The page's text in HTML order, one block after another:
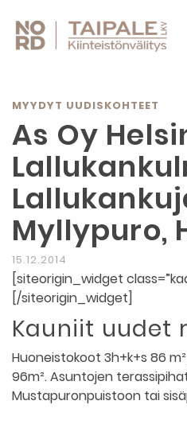
MYYDYT UUDISKOHTEET
As Oy
Myllypuro,
15.12.2014
[siteorigin_widget
[/siteorigin_widget]
Kauniit uudet
Huoneistokoot 3h+k+s 86
96m². Asuntojen
Mustapuronpuistoon tai